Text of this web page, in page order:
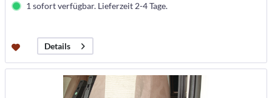
1 sofort verfügbar. Lieferzeit 2-4 Tage.
Details